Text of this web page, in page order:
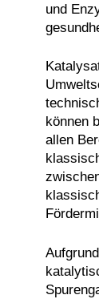
und
können
allen